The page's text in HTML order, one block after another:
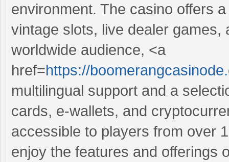
environment. The casino offers
vintage slots, live dealer
worldwide audience, <a
href=https://
multilingual support and a
cards, e-wallets, and
accessible to players from over
enjoy the features and offerings